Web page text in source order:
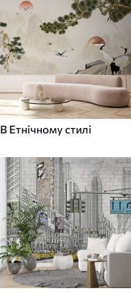
В Етнічному стилі